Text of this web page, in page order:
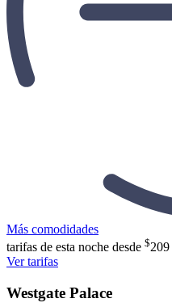
Más comodidades
tarifas de esta noche desde $209
Ver tarifas
Westgate Palace